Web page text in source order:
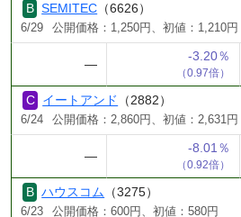
SEMITEC （6626）
6/29 公開価格：1,250円、初値：1,210円
―
-3.20％
（0.97倍）
イートアンド （2882）
6/24 公開価格：2,860円、初値：2,631円
―
-8.01％
（0.92倍）
ハウスコム （3275）
6/23 公開価格：600円、初値：580円